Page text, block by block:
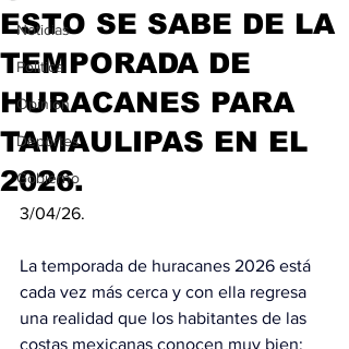
Noticias
Politica
Opinion
Deportes
Gobierno
ESTO SE SABE DE LA
TEMPORADA DE
HURACANES PARA
TAMAULIPAS EN EL
2026.
3/04/26.
La temporada de huracanes 2026 está
cada vez más cerca y con ella regresa
una realidad que los habitantes de las
costas mexicanas conocen muy bien: